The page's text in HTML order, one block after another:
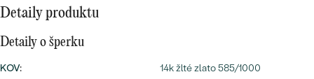
MINIMALISTICKÉ
PODĽA PRÍLEŽITOSTI
Detaily produktu
Detaily o šperku
KOV:
14k žlté zlato 585/1000